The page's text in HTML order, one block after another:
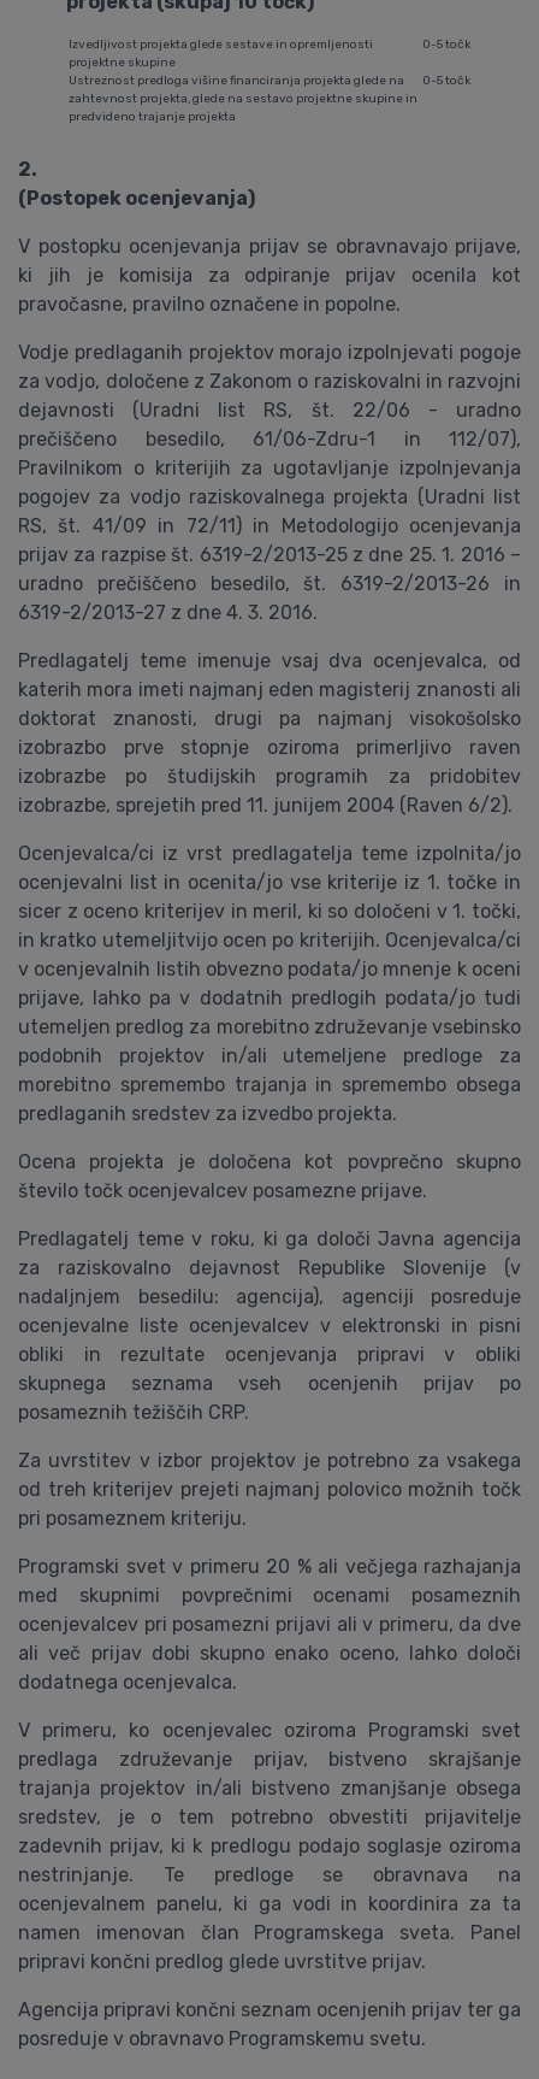
Izvedljivost projekta glede sestave in opremljenosti
projektne skupine
0-5 točk
Ustreznost predloga višine financiranja projekta glede na
zahtevnost projekta, glede na sestavo projektne skupine in
predvideno trajanje projekta
0-5 točk
2.
(Postopek ocenjevanja)
V postopku ocenjevanja prijav se obravnavajo prijave,
ki jih je komisija za odpiranje prijav ocenila kot
pravočasne, pravilno označene in popolne.
Vodje predlaganih projektov morajo izpolnjevati pogoje
za vodjo, določene z Zakonom o raziskovalni in razvojni
dejavnosti (Uradni list RS, št. 22/06 - uradno
prečiščeno besedilo, 61/06-Zdru-1 in 112/07),
Pravilnikom o kriterijih za ugotavljanje izpolnjevanja
pogojev za vodjo raziskovalnega projekta (Uradni list
RS, št. 41/09 in 72/11) in Metodologijo ocenjevanja
prijav za razpise št. 6319-2/2013-25 z dne 25. 1. 2016 –
uradno prečiščeno besedilo, št. 6319-2/2013-26 in
6319-2/2013-27 z dne 4. 3. 2016.
Predlagatelj teme imenuje vsaj dva ocenjevalca, od
katerih mora imeti najmanj eden magisterij znanosti ali
doktorat znanosti, drugi pa najmanj visokošolsko
izobrazbo prve stopnje oziroma primerljivo raven
izobrazbe po študijskih programih za pridobitev
izobrazbe, sprejetih pred 11. junijem 2004 (Raven 6/2).
Ocenjevalca/ci iz vrst predlagatelja teme izpolnita/jo
ocenjevalni list in ocenita/jo vse kriterije iz 1. točke in
sicer z oceno kriterijev in meril, ki so določeni v 1. točki,
in kratko utemeljitvijo ocen po kriterijih. Ocenjevalca/ci
v ocenjevalnih listih obvezno podata/jo mnenje k oceni
prijave, lahko pa v dodatnih predlogih podata/jo tudi
utemeljen predlog za morebitno združevanje vsebinsko
podobnih projektov in/ali utemeljene predloge za
morebitno spremembo trajanja in spremembo obsega
predlaganih sredstev za izvedbo projekta.
Ocena projekta je določena kot povprečno skupno
število točk ocenjevalcev posamezne prijave.
Predlagatelj teme v roku, ki ga določi Javna agencija
za raziskovalno dejavnost Republike Slovenije (v
nadaljnjem besedilu: agencija), agenciji posreduje
ocenjevalne liste ocenjevalcev v elektronski in pisni
obliki in rezultate ocenjevanja pripravi v obliki
skupnega seznama vseh ocenjenih prijav po
posameznih težiščih CRP.
Za uvrstitev v izbor projektov je potrebno za vsakega
od treh kriterijev prejeti najmanj polovico možnih točk
pri posameznem kriteriju.
Programski svet v primeru 20 % ali večjega razhajanja
med skupnimi povprečnimi ocenami posameznih
ocenjevalcev pri posamezni prijavi ali v primeru, da dve
ali več prijav dobi skupno enako oceno, lahko določi
dodatnega ocenjevalca.
V primeru, ko ocenjevalec oziroma Programski svet
predlaga združevanje prijav, bistveno skrajšanje
trajanja projektov in/ali bistveno zmanjšanje obsega
sredstev, je o tem potrebno obvestiti prijavitelje
zadevnih prijav, ki k predlogu podajo soglasje oziroma
nestrinjanje. Te predloge se obravnava na
ocenjevalnem panelu, ki ga vodi in koordinira za ta
namen imenovan član Programskega sveta. Panel
pripravi končni predlog glede uvrstitve prijav.
Agencija pripravi končni seznam ocenjenih prijav ter ga
posreduje v obravnavo Programskemu svetu.